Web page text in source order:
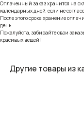
Оплаченный заказ хранится на
календарных дней, если не
После этого срока хранение
день.
Пожалуйста, забирайте свои
красивых вещей!
Другие товары из